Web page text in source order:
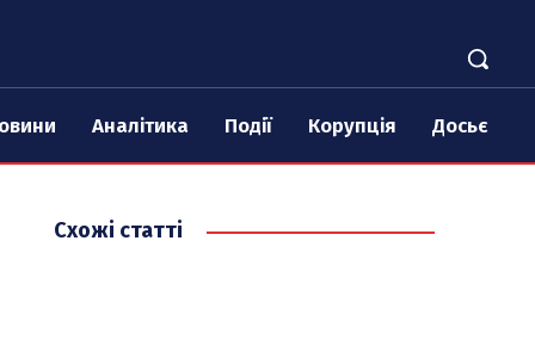
Аналітика Події Корупція Досьє
Схожі статті